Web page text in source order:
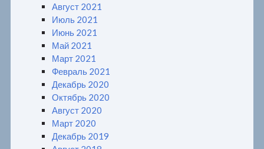
Август 2021
Июль 2021
Июнь 2021
Май 2021
Март 2021
Февраль 2021
Декабрь 2020
Октябрь 2020
Август 2020
Март 2020
Декабрь 2019